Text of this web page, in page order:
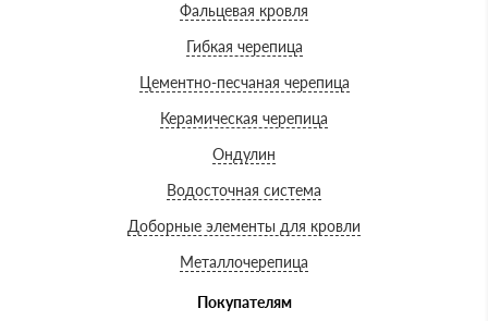
Фальцевая кровля
Гибкая черепица
Цементно-песчаная черепица
Керамическая черепица
Ондулин
Водосточная система
Доборные элементы для кровли
Металлочерепица
Покупателям